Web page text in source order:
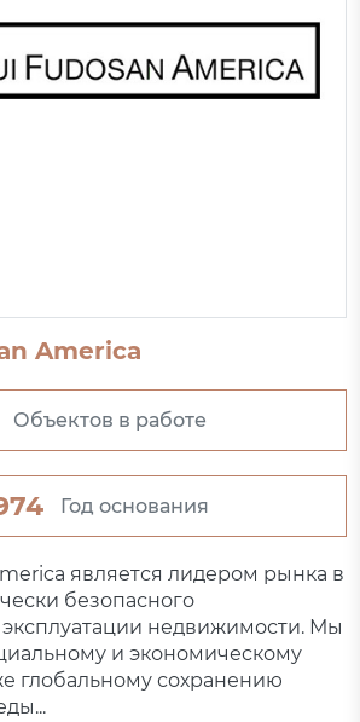
America
Объектов в работе
Год основания
является лидером рынка в
безопасного
эксплуатации недвижимости. Мы
и экономическому
глобальному сохранению